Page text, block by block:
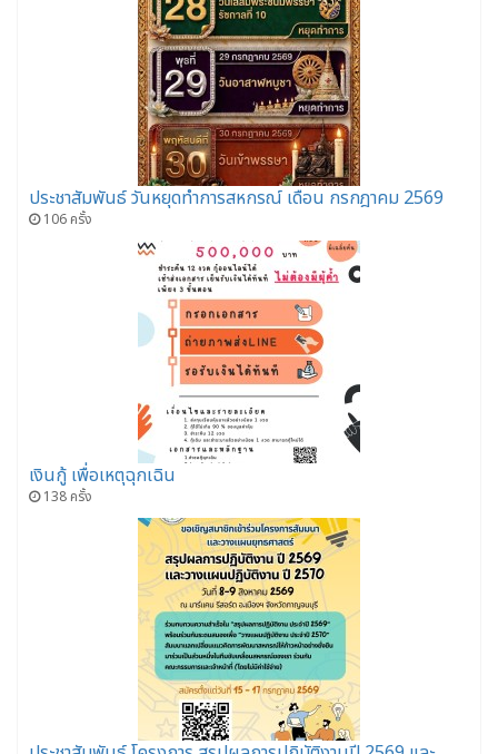
ประชาสัมพันธ์ วันหยุดทำการสหกรณ์ เดือน กรกฎาคม 2569
106 ครั้ง
เงินกู้ เพื่อเหตุฉุกเฉิน
138 ครั้ง